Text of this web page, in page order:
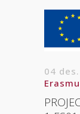
04 des.